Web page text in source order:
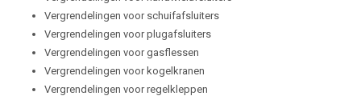
Vergrendelingen voor schuifafsluiters
Vergrendelingen voor plugafsluiters
Vergrendelingen voor gasflessen
Vergrendelingen voor kogelkranen
Vergrendelingen voor regelkleppen